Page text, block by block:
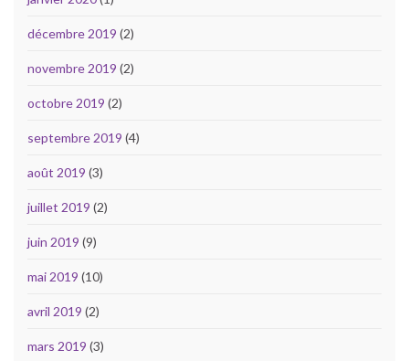
décembre 2019 (2)
novembre 2019 (2)
octobre 2019 (2)
septembre 2019 (4)
août 2019 (3)
juillet 2019 (2)
juin 2019 (9)
mai 2019 (10)
avril 2019 (2)
mars 2019 (3)